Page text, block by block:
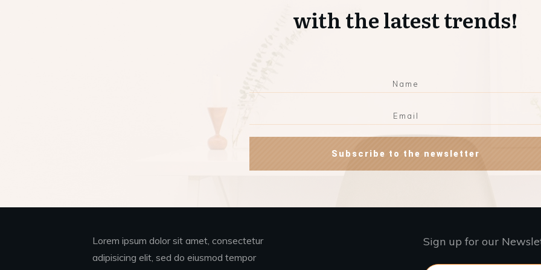
with the latest trends!
Subscribe to the newsletter
Lorem ipsum dolor sit amet, consectetur
adipisicing elit, sed do eiusmod tempor
Sign up for our